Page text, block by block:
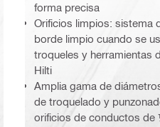
forma precisa
Orificios limpios: sistema
borde limpio cuando se
troqueles y herramientas
Hilti
Amplia gama de
de troquelado y
orificios de conductos de